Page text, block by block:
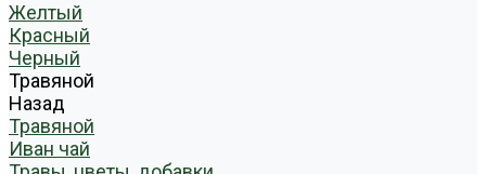
Желтый
Красный
Черный
Травяной
Назад
Травяной
Иван чай